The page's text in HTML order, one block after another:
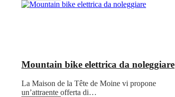
Mountain bike elettrica da noleggiare
La Maison de la Tête de Moine vi propone
un’attraente offerta di…